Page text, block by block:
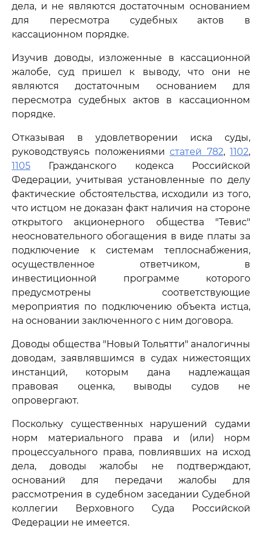
дела, и не являются достаточным основанием
для пересмотра судебных актов в
кассационном порядке.
Изучив доводы, изложенные в кассационной
жалобе, суд пришел к выводу, что они не
являются достаточным основанием для
пересмотра судебных актов в кассационном
порядке.
Отказывая в удовлетворении иска суды,
руководствуясь положениями статей 782, 1102,
1105 Гражданского кодекса Российской
Федерации, учитывая установленные по делу
фактические обстоятельства, исходили из того,
что истцом не доказан факт наличия на стороне
открытого акционерного общества "Тевис"
неосновательного обогащения в виде платы за
подключение к системам теплоснабжения,
осуществленное ответчиком, в
инвестиционной программе которого
предусмотрены соответствующие
мероприятия по подключению объекта истца,
на основании заключенного с ним договора.
Доводы общества "Новый Тольятти" аналогичны
доводам, заявлявшимся в судах нижестоящих
инстанций, которым дана надлежащая
правовая оценка, выводы судов не
опровергают.
Поскольку существенных нарушений судами
норм материального права и (или) норм
процессуального права, повлиявших на исход
дела, доводы жалобы не подтверждают,
оснований для передачи жалобы для
рассмотрения в судебном заседании Судебной
коллегии Верховного Суда Российской
Федерации не имеется.